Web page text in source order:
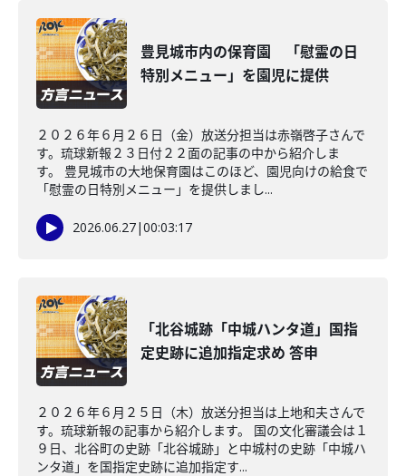
豊見城市内の保育園 「慰霊の日
特別メニュー」を園児に提供
２０２６年６月２６日（金）放送分担当は赤嶺啓子さんで
す。琉球新報２３日付２２面の記事の中から紹介しま
す。 豊見城市の大地保育園はこのほど、園児向けの給食で
「慰霊の日特別メニュー」を提供しまし...
2026.06.27|00:03:17
「北谷城跡「中城ハンタ道」国指
定史跡に追加指定求め 答申
２０２６年６月２５日（木）放送分担当は上地和夫さんで
す。琉球新報の記事から紹介します。 国の文化審議会は１
９日、北谷町の史跡「北谷城跡」と中城村の史跡「中城ハ
ンタ道」を国指定史跡に追加指定す...